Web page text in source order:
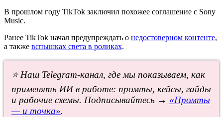
В прошлом году TikTok заключил похожее соглашение с Sony
Music.
Ранее TikTok начал предупреждать о недостоверном контенте,
а также вспышках света в роликах.
⭐ Наш Telegram-канал, где мы показываем, как
применять ИИ в работе: промты, кейсы, гайды
и рабочие схемы. Подписывайтесь → «Промты
— и точка».